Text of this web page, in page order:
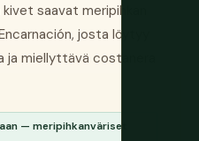
saavat meripihkan
josta löytyy
ja miellyttävä costanera
— meripihkanväriset